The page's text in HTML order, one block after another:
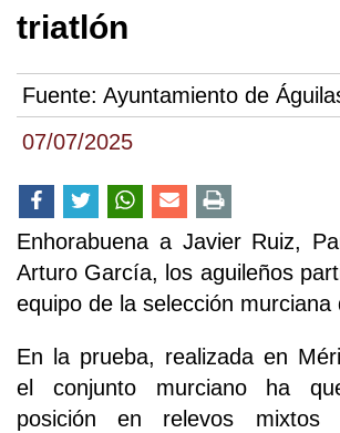
07/07/2025
triatlón
Fuente: Ayuntamiento de
Enhorabuena a Javier Ruiz,
Arturo García, los aguileños
equipo de la selección murciana
En la prueba, realizada en
el conjunto murciano ha
posición en relevos mixtos